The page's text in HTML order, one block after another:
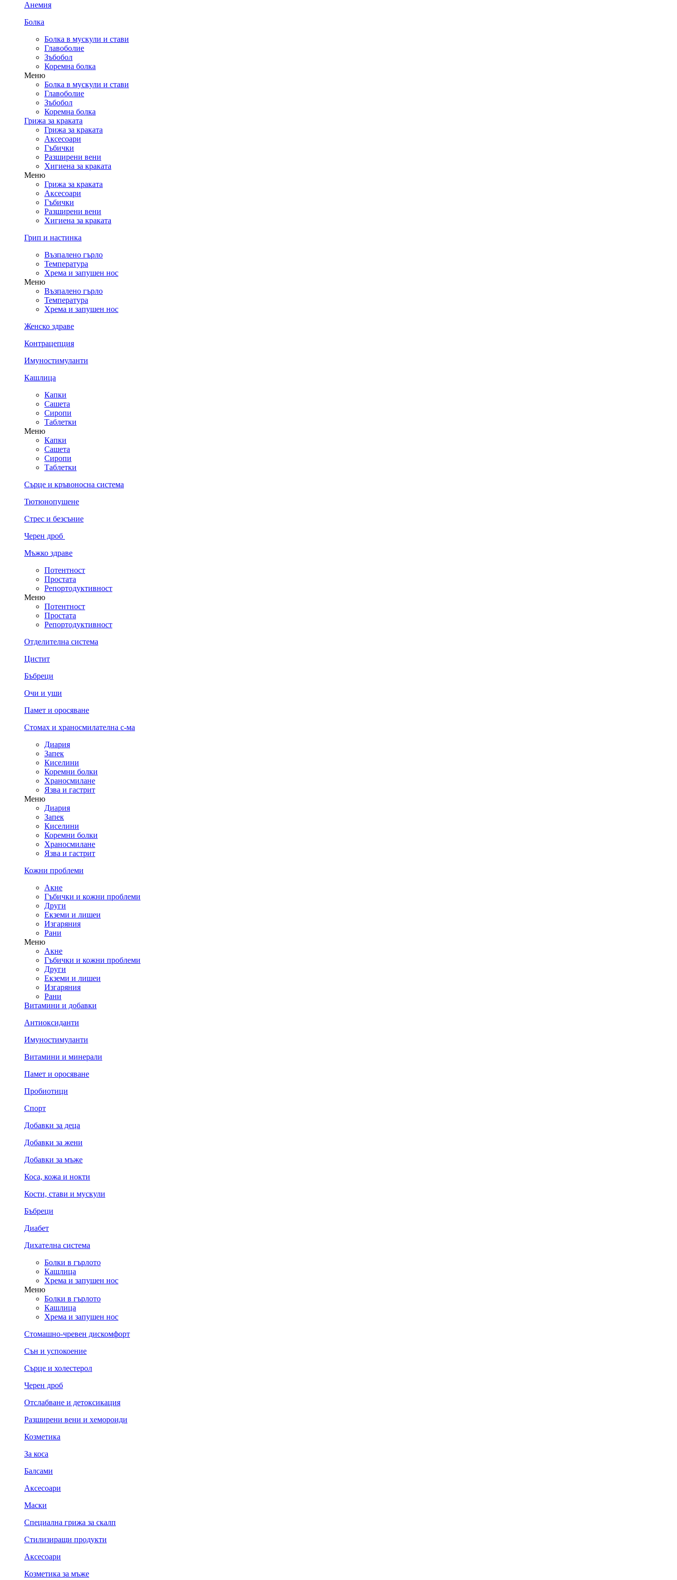
Анемия
Болка
Болка в мускули и стави
Главоболие
Зъбобол
Коремна болка
Меню
Болка в мускули и стави
Главоболие
Зъбобол
Коремна болка
Грижа за краката
Грижа за краката
Аксесоари
Гъбички
Разширени вени
Хигиена за краката
Меню
Грижа за краката
Аксесоари
Гъбички
Разширени вени
Хигиена за краката
Грип и настинка
Възпалено гърло
Температура
Хрема и запушен нос
Меню
Възпалено гърло
Температура
Хрема и запушен нос
Женско здраве
Контрацепция
Имуностимуланти
Кашлица
Капки
Сашета
Сиропи
Таблетки
Меню
Капки
Сашета
Сиропи
Таблетки
Сърце и кръвоносна система
Тютюнопушене
Стрес и безсъние
Черен дроб
Мъжко здраве
Потентност
Простата
Репортодуктивност
Меню
Потентност
Простата
Репортодуктивност
Отделителна система
Цистит
Бъбреци
Очи и уши
Памет и оросяване
Стомах и храносмилателна с-ма
Диария
Запек
Киселини
Коремни болки
Храносмилане
Язва и гастрит
Меню
Диария
Запек
Киселини
Коремни болки
Храносмилане
Язва и гастрит
Кожни проблеми
Акне
Гъбички и кожни проблеми
Други
Екземи и лишеи
Изгаряния
Рани
Меню
Акне
Гъбички и кожни проблеми
Други
Екземи и лишеи
Изгаряния
Рани
Витамини и добавки
Антиоксиданти
Имуностимуланти
Витамини и минерали
Памет и оросяване
Пробиотици
Спорт
Добавки за деца
Добавки за жени
Добавки за мъже
Коса, кожа и нокти
Кости, стави и мускули
Бъбреци
Диабет
Дихателна система
Болки в гърлото
Кашлица
Хрема и запушен нос
Меню
Болки в гърлото
Кашлица
Хрема и запушен нос
Стомашно-чревен дискомфорт
Сън и успокоение
Сърце и холестерол
Черен дроб
Отслабване и детоксикация
Разширени вени и хемороиди
Козметика
За коса
Балсами
Аксесоари
Маски
Специална грижа за скалп
Стилизиращи продукти
Аксесоари
Козметика за мъже